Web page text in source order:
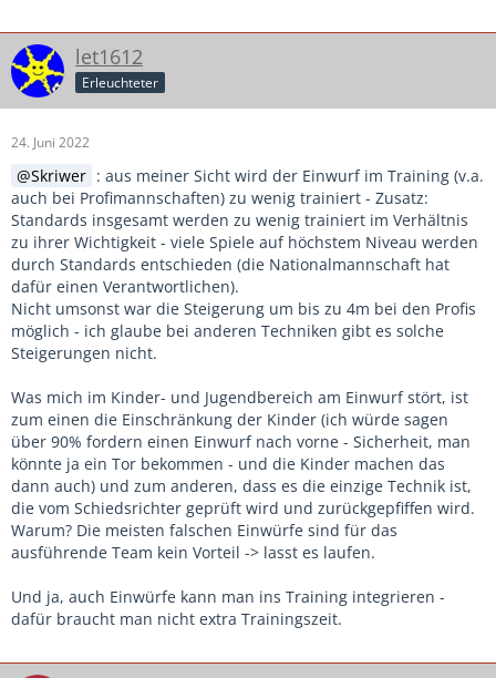
let1612
Erleuchteter
24. Juni 2022
Skriwer : aus meiner Sicht wird der Einwurf im Training (v.a.
auch bei Profimannschaften) zu wenig trainiert - Zusatz:
Standards insgesamt werden zu wenig trainiert im Verhältnis
zu ihrer Wichtigkeit - viele Spiele auf höchstem Niveau werden
durch Standards entschieden (die Nationalmannschaft hat
dafür einen Verantwortlichen).
Nicht umsonst war die Steigerung um bis zu 4m bei den Profis
möglich - ich glaube bei anderen Techniken gibt es solche
Steigerungen nicht.
Was mich im Kinder- und Jugendbereich am Einwurf stört, ist
zum einen die Einschränkung der Kinder (ich würde sagen
über 90% fordern einen Einwurf nach vorne - Sicherheit, man
könnte ja ein Tor bekommen - und die Kinder machen das
dann auch) und zum anderen, dass es die einzige Technik ist,
die vom Schiedsrichter geprüft wird und zurückgepfiffen wird.
Warum? Die meisten falschen Einwürfe sind für das
ausführende Team kein Vorteil -> lasst es laufen.
Und ja, auch Einwürfe kann man ins Training integrieren -
dafür braucht man nicht extra Trainingszeit.